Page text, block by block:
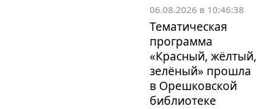
06.08.2026 в 10:46:38
Тематическая
программа
«Красный, жёлтый,
зелёный» прошла
в Орешковской
библиотеке